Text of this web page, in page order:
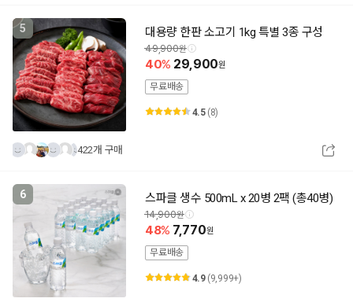
5 대용량 한판 소고기 1kg 특별 3종 구성
49,900
40 29,900
무료배송
4.5 (8)
422개 구매
6 스파클 생수 500mL x 20병 2팩 (총40병)
14,900
48 7,770
무료배송
4.9 (9,999+)